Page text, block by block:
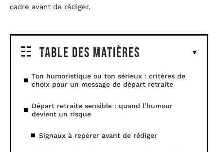
cadre avant de rédiger.
Table des matières
Ton humoristique ou ton sérieux : critères de
choix pour un message de départ retraite
Départ retraite sensible : quand l’humour
devient un risque
Signaux à repérer avant de rédiger